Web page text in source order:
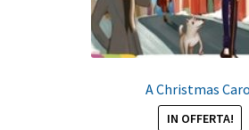
A Christmas
IN OFFERTA!